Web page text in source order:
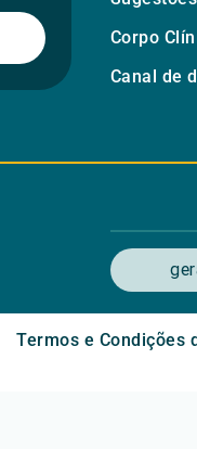
Corpo
Canal de
Termos e Condições